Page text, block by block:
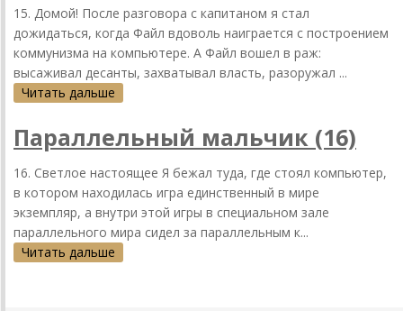
15. Домой! После разговора с капитаном я стал
дожидаться, когда Файл вдоволь наиграется с построением
коммунизма на компьютере. А Файл вошел в раж:
высаживал десанты, захватывал власть, разоружал ...
Читать дальше
Параллельный мальчик (16)
16. Светлое настоящее Я бежал туда, где стоял компьютер,
в котором находилась игра единственный в мире
экземпляр, а внутри этой игры в специальном зале
параллельного мира сидел за параллельным к...
Читать дальше